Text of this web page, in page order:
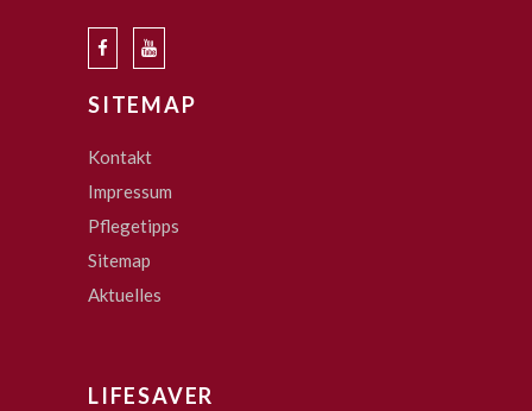
SITEMAP
Kontakt
Impressum
Pflegetipps
Sitemap
Aktuelles
LIFESAVER